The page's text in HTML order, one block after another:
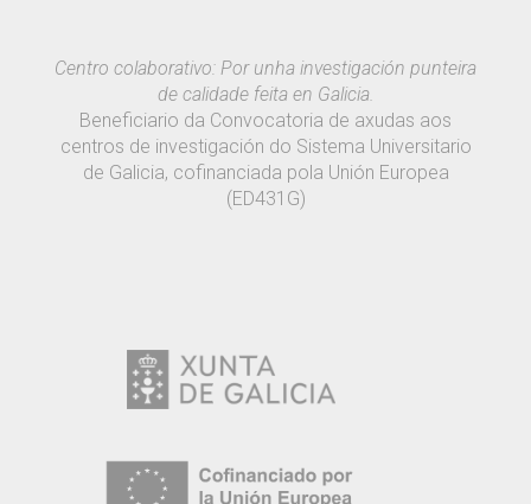
Centro colaborativo: Por unha investigación punteira
de calidade feita en Galicia.
Beneficiario da Convocatoria de axudas aos
centros de investigación do Sistema Universitario
de Galicia, cofinanciada pola Unión Europea
(ED431G)